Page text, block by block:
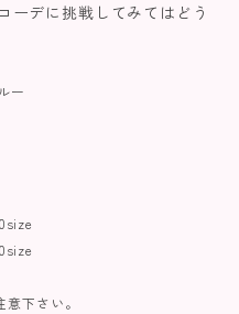
ーデに挑戦してみてはどう
ー
下さい。